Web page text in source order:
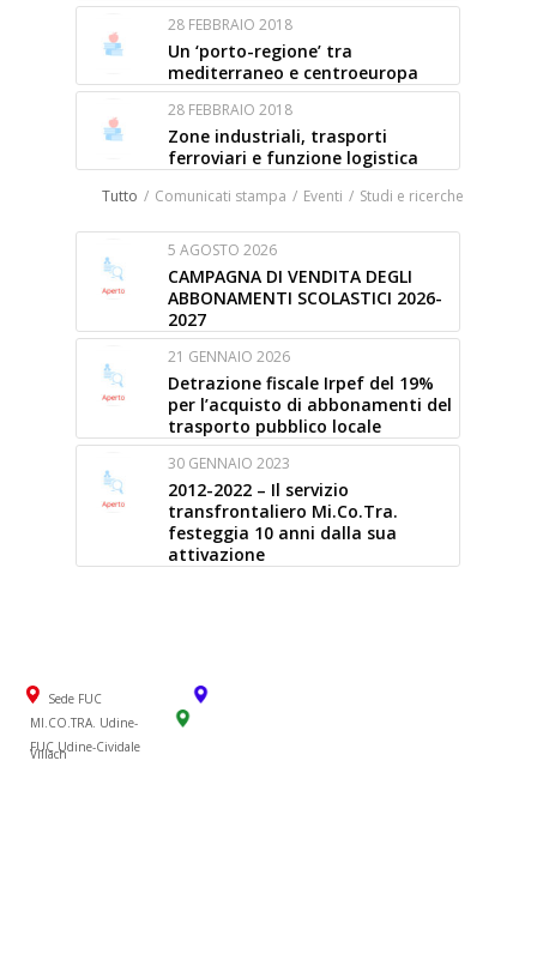
28 FEBBRAIO 2018
Un ‘porto-regione’ tra
mediterraneo e centroeuropa
28 FEBBRAIO 2018
Zone industriali, trasporti
ferroviari e funzione logistica
Tutto / Comunicati stampa / Eventi / Studi e ricerche
5 AGOSTO 2026
CAMPAGNA DI VENDITA DEGLI
ABBONAMENTI SCOLASTICI 2026-
2027
21 GENNAIO 2026
Detrazione fiscale Irpef del 19%
per l’acquisto di abbonamenti del
trasporto pubblico locale
30 GENNAIO 2023
2012-2022 – Il servizio
transfrontaliero Mi.Co.Tra.
festeggia 10 anni dalla sua
attivazione
Sede FUC
MI.CO.TRA. Udine-
Villach
FUC Udine-Cividale